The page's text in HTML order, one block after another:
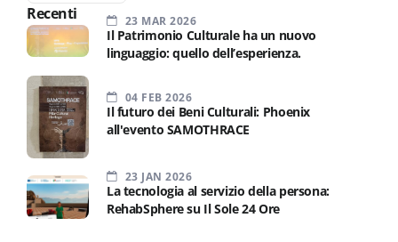
Recenti 23 MAR 2026
Il Patrimonio Culturale ha un nuovo
linguaggio: quello dell’esperienza.
04 FEB 2026
Il futuro dei Beni Culturali: Phoenix
all'evento SAMOTHRACE
23 JAN 2026
La tecnologia al servizio della persona:
RehabSphere su Il Sole 24 Ore